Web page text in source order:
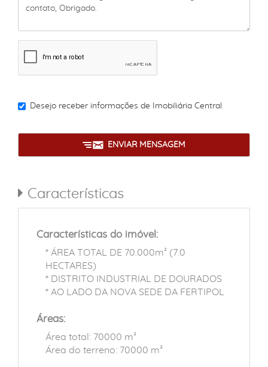
Desejo receber informações de Imobiliária Central
ENVIAR MENSAGEM
Características
Características do imóvel:
* ÁREA TOTAL DE 70.000m² (7.0
HECTARES)
* DISTRITO INDUSTRIAL DE DOURADOS
* AO LADO DA NOVA SEDE DA FERTIPOL
Áreas:
Área total: 70000 m²
Área do terreno: 70000 m²